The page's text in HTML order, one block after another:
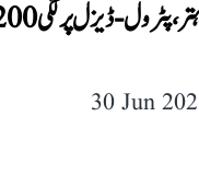
30 Jun